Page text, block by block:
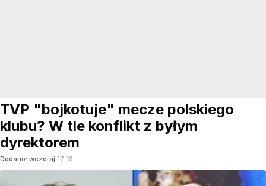
TVP "bojkotuje" mecze polskiego
klubu? W tle konflikt z byłym
dyrektorem
Dodano: wczoraj 17:18